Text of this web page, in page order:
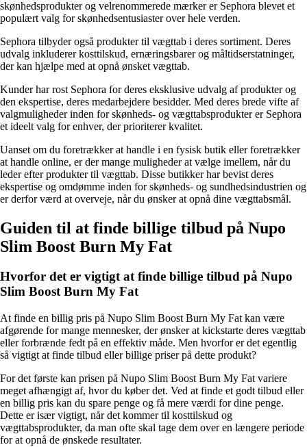
skønhedsprodukter og velrenommerede mærker er Sephora blevet et
populært valg for skønhedsentusiaster over hele verden.
Sephora tilbyder også produkter til vægttab i deres sortiment. Deres
udvalg inkluderer kosttilskud, ernæringsbarer og måltidserstatninger,
der kan hjælpe med at opnå ønsket vægttab.
Kunder har rost Sephora for deres eksklusive udvalg af produkter og
den ekspertise, deres medarbejdere besidder. Med deres brede vifte af
valgmuligheder inden for skønheds- og vægttabsprodukter er Sephora
et ideelt valg for enhver, der prioriterer kvalitet.
Uanset om du foretrækker at handle i en fysisk butik eller foretrækker
at handle online, er der mange muligheder at vælge imellem, når du
leder efter produkter til vægttab. Disse butikker har bevist deres
ekspertise og omdømme inden for skønheds- og sundhedsindustrien og
er derfor værd at overveje, når du ønsker at opnå dine vægttabsmål.
Guiden til at finde billige tilbud på Nupo
Slim Boost Burn My Fat
Hvorfor det er vigtigt at finde billige tilbud på Nupo
Slim Boost Burn My Fat
At finde en billig pris på Nupo Slim Boost Burn My Fat kan være
afgørende for mange mennesker, der ønsker at kickstarte deres vægttab
eller forbrænde fedt på en effektiv måde. Men hvorfor er det egentlig
så vigtigt at finde tilbud eller billige priser på dette produkt?
For det første kan prisen på Nupo Slim Boost Burn My Fat variere
meget afhængigt af, hvor du køber det. Ved at finde et godt tilbud eller
en billig pris kan du spare penge og få mere værdi for dine penge.
Dette er især vigtigt, når det kommer til kosttilskud og
vægttabsprodukter, da man ofte skal tage dem over en længere periode
for at opnå de ønskede resultater.